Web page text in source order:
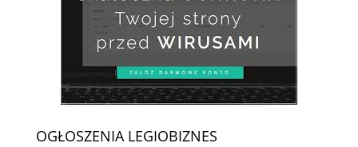
OGŁOSZENIA LEGIOBIZNES